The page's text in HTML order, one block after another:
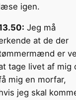
igen.
Jeg må
at de der
er
tage livet af mig
mig en morfar,
jeg skal